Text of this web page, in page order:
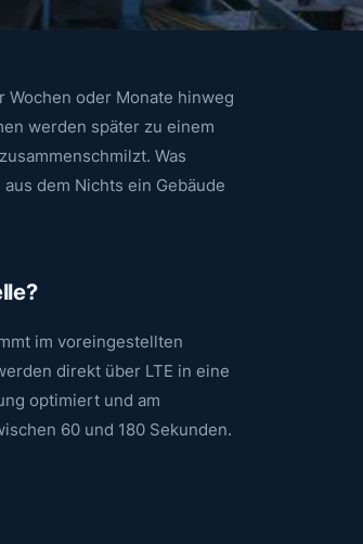
oder Monate hinweg
werden später zu einem
Was
dem Nichts ein Gebäude
im voreingestellten
direkt über LTE in eine
optimiert und am
60 und 180 Sekunden.